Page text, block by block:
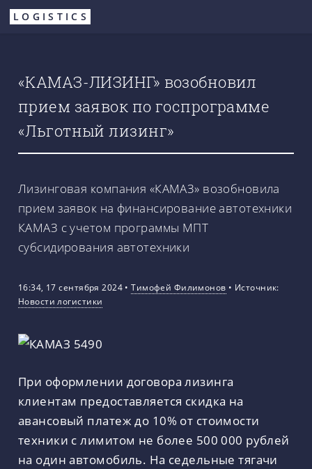
Перейти
LOGISTICS
«КАМАЗ-ЛИЗИНГ» возобновил
прием заявок по госпрограмме
«Льготный лизинг»
Лизинговая компания «КАМАЗ» возобновила
прием заявок на финансирование автотехники
КАМАЗ с учетом программы МПТ
субсидирования автотехники
16:34, 17 сентября 2024 •Тимофей Филимонов • Источник:
Новости логистики
При оформлении договора лизинга
клиентам предоставляется скидка на
авансовый платеж до 10% от стоимости
техники с лимитом не более 500 000 рублей
на один автомобиль. На седельные тягачи